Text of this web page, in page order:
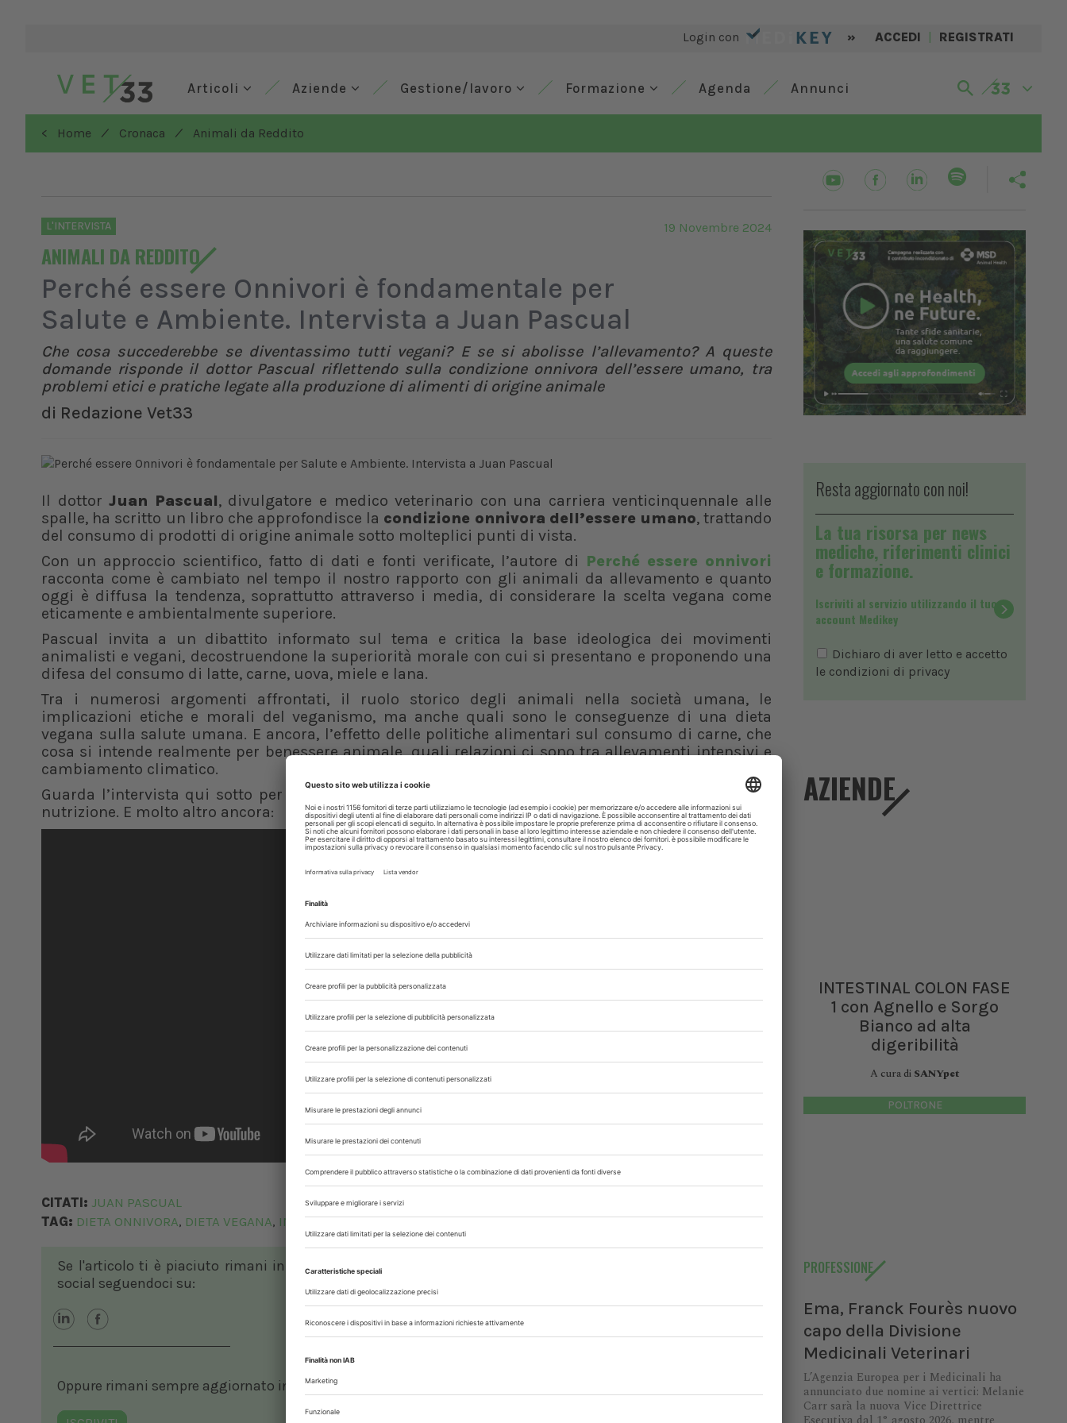
Login con » ACCEDI | REGISTRATI
Articoli Aziende Gestione/lavoro Formazione Agenda Annunci
< Home / Cronaca / Animali da Reddito
L'INTERVISTA
ANIMALI DA REDDITO
19 Novembre 2024
Perché essere Onnivori è fondamentale per
Salute e Ambiente. Intervista a Juan Pascual
Che cosa succederebbe se diventassimo tutti vegani? E se si abolisse l’allevamento? A queste
domande risponde il dottor Pascual riflettendo sulla condizione onnivora dell’essere umano, tra
problemi etici e pratiche legate alla produzione di alimenti di origine animale
di Redazione Vet33
Il dottorJuan Pascual, divulgatore e medico veterinario con una carriera venticinquennale alle
spalle, ha scritto un libro che approfondisce la condizione onnivora dell’essere umano, trattando
del consumo di prodotti di origine animale sotto molteplici punti di vista.
Con un approccio scientifico, fatto di dati e fonti verificate, l’autore di Perché essere onnivori
racconta come è cambiato nel tempo il nostro rapporto con gli animali da allevamento e quanto
oggi è diffusa la tendenza, soprattutto attraverso i media, di considerare la scelta vegana come
eticamente e ambientalmente superiore.
Pascual invita a un dibattito informato sul tema e critica la base ideologica dei movimenti
animalisti e vegani, decostruendone la superiorità morale con cui si presentano e proponendo una
difesa del consumo di latte, carne, uova, miele e lana.
Tra i numerosi argomenti affrontati, il ruolo storico degli animali nella società umana, le
implicazioni etiche e morali del veganismo, ma anche quali sono le conseguenze di una dieta
vegana sulla salute umana. E ancora, l’effetto delle politiche alimentari sul consumo di carne, che
cosa si intende realmente per benessere animale, quali relazioni ci sono tra allevamenti intensivi e
cambiamento climatico.
Guarda l’intervista qui sotto per scoprire qual è il contributo dell’allevamento all’ambiente e alla
nutrizione. E molto altro ancora:
CITATI: JUAN PASCUAL
TAG: DIETA ONNIVORA, DIETA VEGANA, INTERVISTA VET33,VIDEOINTERVISTA VET33
Se l'articolo ti è piaciuto rimani in contatto con noi sui nostri canali
social seguendoci su:
Oppure rimani sempre aggiornato in ambito veterinario, iscrivendoti alla nostra newsletter!
Resta aggiornato con noi!
La tua risorsa per news
mediche, riferimenti clinici
e formazione.
Iscriviti al servizio utilizzando il tuo
account Medikey
Dichiaro di aver letto e accetto
le condizioni di privacy
AZIENDE
INTESTINAL COLON FASE
1 con Agnello e Sorgo
Bianco ad alta
digeribilità
A cura di SANYpet
POLTRONE
PROFESSIONE
Ema, Franck Fourès nuovo
capo della Divisione
Medicinali Veterinari
L’Agenzia Europea per i Medicinali ha
annunciato due nomine ai vertici: Melanie
Carr sarà la nuova Vice Direttrice